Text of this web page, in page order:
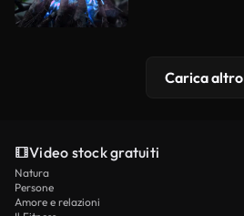
Carica altro
Video stock gratuiti
Natura
Persone
Amore e relazioni